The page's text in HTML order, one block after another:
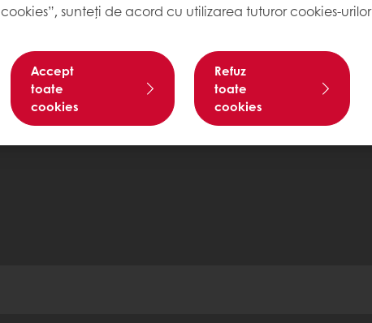
cookies”, sunteți de acord cu utilizarea tuturor cookies-urilor
Accept
toate
cookies
Refuz
toate
cookies